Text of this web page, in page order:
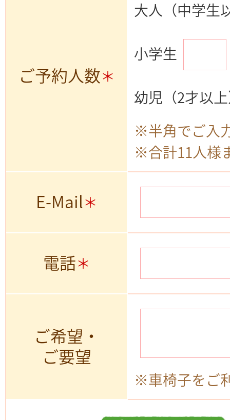
ご予約人数＊
大人（中学生
小学生
幼児（2才以
※半角でご入
※合計11人様
E-Mail ＊
電話＊
ご希望・
ご要望
※車椅子をご